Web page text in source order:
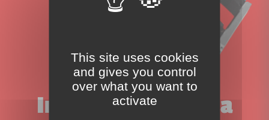
Inscrivez-vous à la
This site uses cookies
and gives you control
over what you want to
activate